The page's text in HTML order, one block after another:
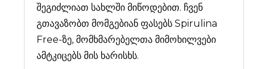
შეგიძლიათ სახლში მიწოდებით. ჩვენ
გთავაზობთ მომგებიან ფასებს Spirulina
Free-ზე, მომხმარებელთა მიმოხილვები
ამტკიცებს მის ხარისხს.